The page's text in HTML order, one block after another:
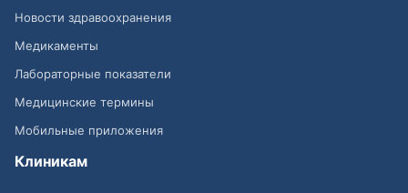
Новости здравоохранения
Медикаменты
Лабораторные показатели
Медицинские термины
Мобильные приложения
Клиникам